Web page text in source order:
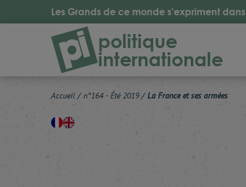
Les Grands de ce monde s'expriment dans
politique
internationale
Accueil / n°164 - Été 2019/ La France et ses armées